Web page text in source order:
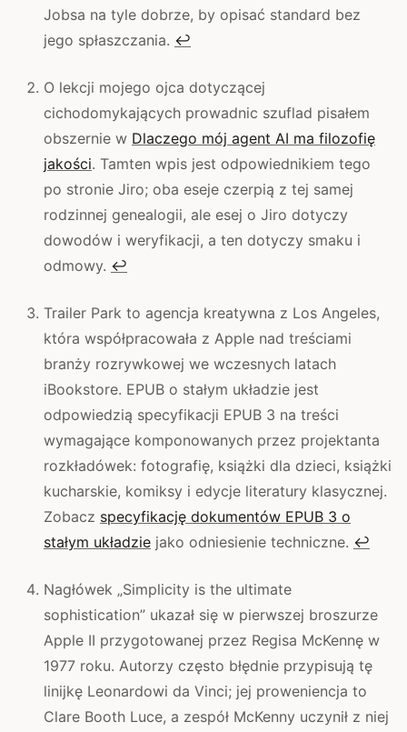
Jobsa na tyle dobrze, by opisać standard bez
jego spłaszczania. ↩
O lekcji mojego ojca dotyczącej
cichodomykających prowadnic szuflad pisałem
obszernie w Dlaczego mój agent AI ma filozofię
jakości. Tamten wpis jest odpowiednikiem tego
po stronie Jiro; oba eseje czerpią z tej samej
rodzinnej genealogii, ale esej o Jiro dotyczy
dowodów i weryfikacji, a ten dotyczy smaku i
odmowy. ↩
Trailer Park to agencja kreatywna z Los Angeles,
która współpracowała z Apple nad treściami
branży rozrywkowej we wczesnych latach
iBookstore. EPUB o stałym układzie jest
odpowiedzią specyfikacji EPUB 3 na treści
wymagające komponowanych przez projektanta
rozkładówek: fotografię, książki dla dzieci, książki
kucharskie, komiksy i edycje literatury klasycznej.
Zobacz specyfikację dokumentów EPUB 3 o
stałym układzie jako odniesienie techniczne. ↩
Nagłówek „Simplicity is the ultimate
sophistication” ukazał się w pierwszej broszurze
Apple II przygotowanej przez Regisa McKennę w
1977 roku. Autorzy często błędnie przypisują tę
linijkę Leonardowi da Vinci; jej proweniencja to
Clare Booth Luce, a zespół McKenny uczynił z niej